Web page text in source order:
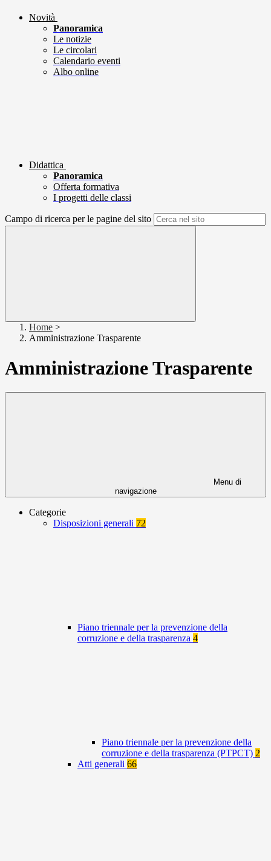
Novità
Panoramica
Le notizie
Le circolari
Calendario eventi
Albo online
Didattica
Panoramica
Offerta formativa
I progetti delle classi
Campo di ricerca per le pagine del sito
Home >
Amministrazione Trasparente
Amministrazione Trasparente
Menu di
navigazione
Categorie
Disposizioni generali 72
Piano triennale per la prevenzione della
corruzione e della trasparenza 4
Piano triennale per la prevenzione della
corruzione e della trasparenza (PTPCT) 2
Atti generali 66